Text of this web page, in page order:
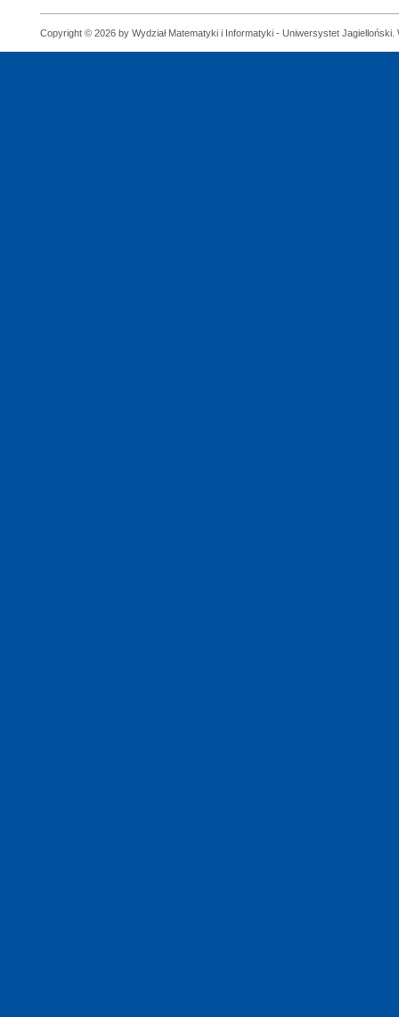
Copyright © 2026 by Wydział Matematyki i Informatyki - Uniwersystet